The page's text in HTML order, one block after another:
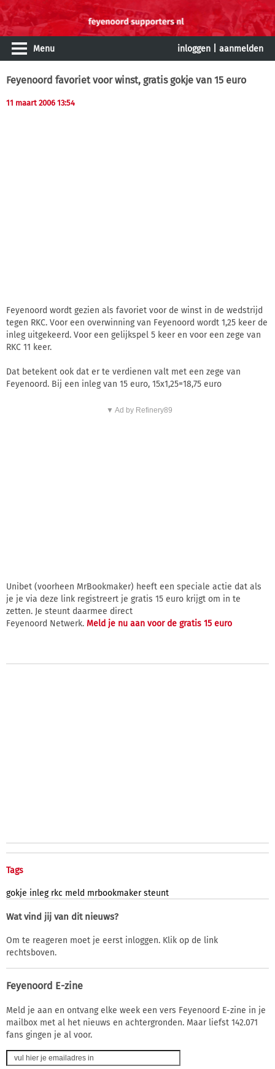
Menu inloggen aanmelden
Feyenoord favoriet voor winst, gratis gokje van 15 euro
11 maart 2006 13:54
Feyenoord wordt gezien als favoriet voor de winst in de wedstrijd
tegen RKC. Voor een overwinning van Feyenoord wordt 1,25 keer de
inleg uitgekeerd. Voor een gelijkspel 5 keer en voor een zege van
RKC 11 keer.
Dat betekent ook dat er te verdienen valt met een zege van
Feyenoord. Bij een inleg van 15 euro, 15x1,25=18,75 euro
▼ Ad by Refinery89
Unibet (voorheen MrBookmaker) heeft een speciale actie dat als
je je via deze link registreert je gratis 15 euro krijgt om in te
zetten. Je steunt daarmee direct
Feyenoord Netwerk. Meld je nu aan voor de gratis 15 euro
Tags
gokje inleg rkc meld mrbookmaker steunt
Wat vind jij van dit nieuws?
Om te reageren moet je eerst inloggen. Klik op de link
rechtsboven.
Feyenoord E-zine
Meld je aan en ontvang elke week een vers Feyenoord E-zine in je
mailbox met al het nieuws en achtergronden. Maar liefst 142.071
fans gingen je al voor.